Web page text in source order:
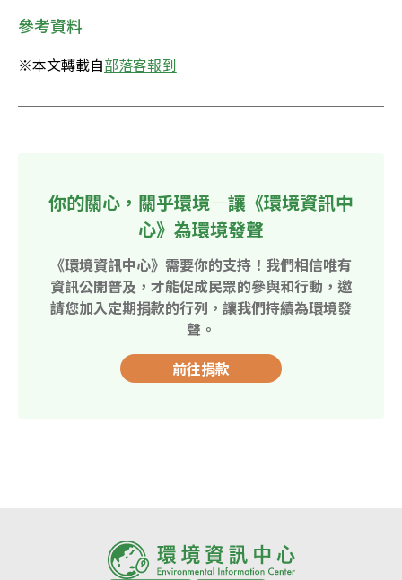
參考資料
※本文轉載自部落客報到
你的關心，關乎環境—讓《環境資訊中
心》為環境發聲
《環境資訊中心》需要你的支持！我們相信唯有
資訊公開普及，才能促成民眾的參與和行動，邀
請您加入定期捐款的行列，讓我們持續為環境發
聲。
前往捐款